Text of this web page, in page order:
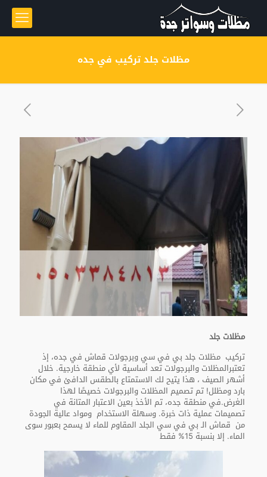
مظلات جلد تركيب في جده
مظلات جلد
تركيب مظلات جلد بي في سي وبرجولات قماش في جده، إذ
تعتبرالمظلات والبرجولات تعد أساسية لأي منطقة خارجية. خلال
أشهر الصيف ، هذا يتيح لك الاستمتاع بالطقس الدافئ في مكان
بارد ومظلل! تم تصميم المظلات والبرجولات خصيصًا لهذا
الغرض.في منطقة جده، تم الأخذ بعين الاعتبار المتانة في
تصميمات عملية ذات خبرة. وسهلة الاستخدام ومواد عالية الجودة
من قماش الـ بي في سي الجلد المقاوم للماء لا يسمح بعبور سوى
الماء. إلا بنسبة 15% فقط